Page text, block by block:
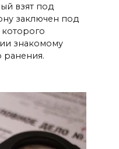
взят под
заключен под
знакомому
ранения.